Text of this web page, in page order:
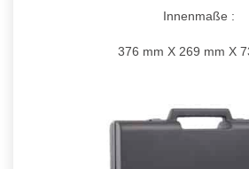
Innenmaße :
376 mm X 269 mm X